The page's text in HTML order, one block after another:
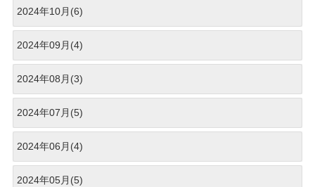
2024年10月(6)
2024年09月(4)
2024年08月(3)
2024年07月(5)
2024年06月(4)
2024年05月(5)